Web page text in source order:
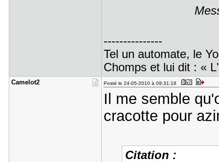
---------------
Tel un automate, le
Chomps et lui dit : «
Camelot2 Posté le 24-05-2010 à 09:31:18
Il me semble
cracotte pour
Citation :